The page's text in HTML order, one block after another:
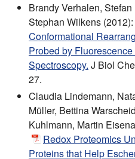
Brandy Verhalen,
Stephan Wilkens (2012):
Conformational
Probed by
Spectroscopy. J Biol
27.
Claudia Lindemann,
Müller, Bettina
Kuhlmann, Martin
Redox Proteomics
Proteins that Help